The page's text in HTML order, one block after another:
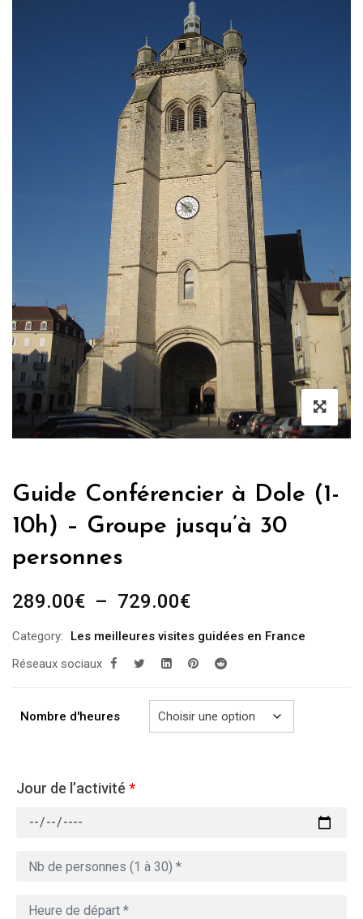
Guide Conférencier à Dole (1-
10h) – Groupe jusqu’à 30
personnes
289.00€ – 729.00€Plage
prix :
289.00€
729.00€
Category:
Les meilleures visites guidées en France
Réseaux sociaux
Nombre d'heures
Jour de l’activité *